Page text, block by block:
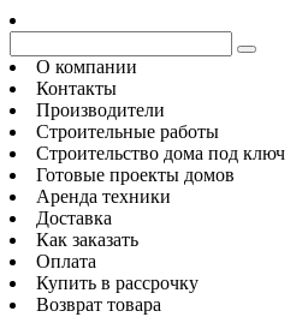
О компании
Контакты
Производители
Строительные работы
Строительство дома под ключ
Готовые проекты домов
Аренда техники
Доставка
Как заказать
Оплата
Купить в рассрочку
Возврат товара